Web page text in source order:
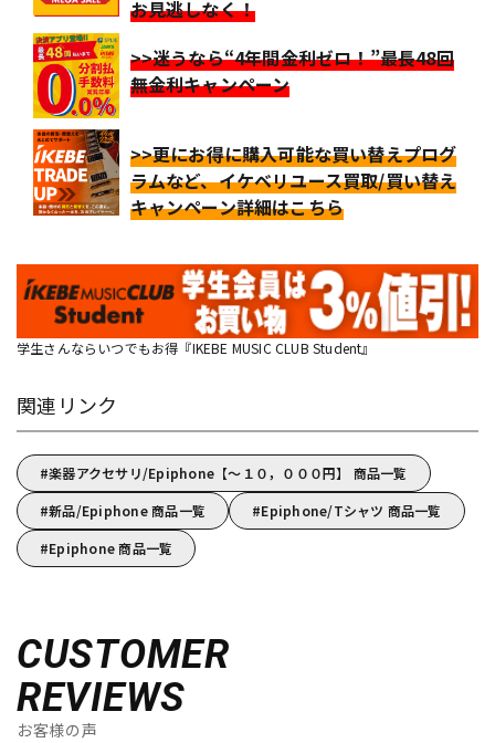
お見逃しなく！
>>迷うなら“4年間金利ゼロ！”最長48回
無金利キャンペーン
>>更にお得に購入可能な買い替えプログ
ラムなど、イケベリユース買取/買い替え
キャンペーン詳細はこちら
学生さんならいつでもお得『IKEBE MUSIC CLUB Student』
関連リンク
楽器アクセサリ/Epiphone【～１０，０００円】 商品一覧
新品/Epiphone 商品一覧
Epiphone/Tシャツ 商品一覧
Epiphone 商品一覧
CUSTOMER
REVIEWS
お客様の声